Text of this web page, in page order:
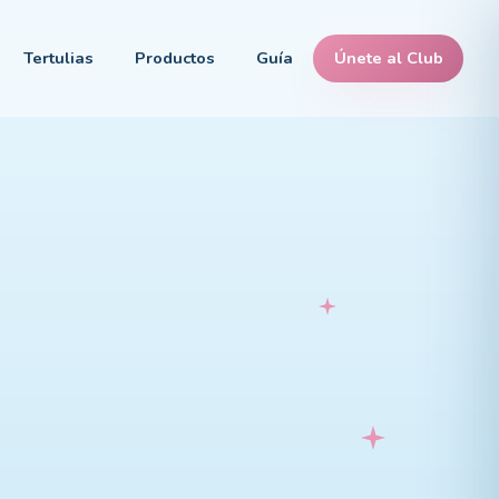
Tertulias Productos Guía Únete al Club